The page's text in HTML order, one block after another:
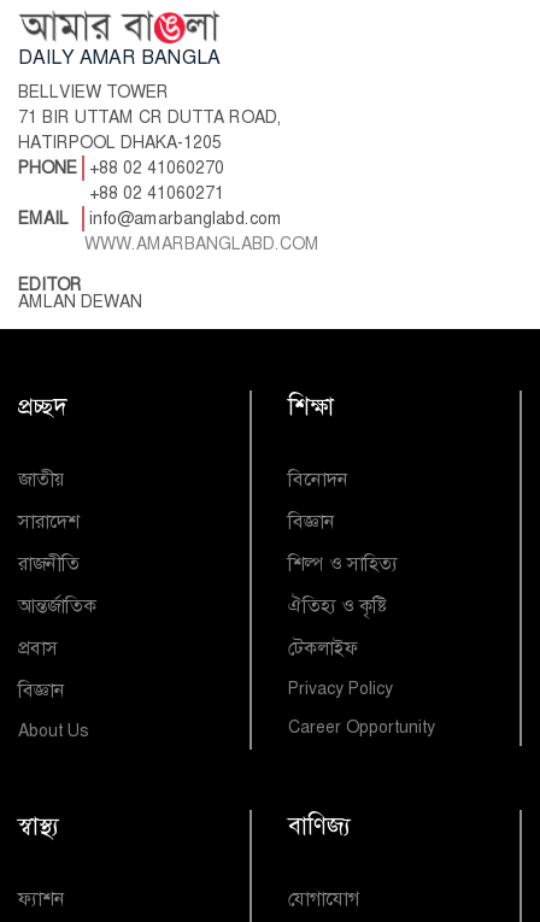
DAILY AMAR BANGLA
BELLVIEW TOWER
71 BIR UTTAM CR DUTTA ROAD,
HATIRPOOL DHAKA-1205
PHONE
+88 02 41060270
+88 02 41060271
EMAIL
info@amarbanglabd.com
WWW.AMARBANGLABD.COM
EDITOR
AMLAN DEWAN
প্রচ্ছদ
জাতীয়
সারাদেশ
রাজনীতি
আন্তর্জাতিক
প্রবাস
বিজ্ঞান
About Us
শিক্ষা
বিনোদন
বিজ্ঞান
শিল্প ও সাহিত্য
ঐতিহ্য ও কৃষ্টি
টেকলাইফ
Privacy Policy
Career Opportunity
স্বাস্থ্য
ফ্যাশন
বাণিজ্য
যোগাযোগ